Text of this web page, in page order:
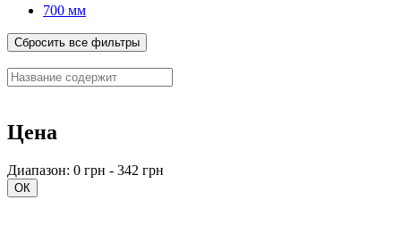
700 мм
Сбросить все фильтры
Цена
Диапазон: 0 грн - 342 грн
ОК